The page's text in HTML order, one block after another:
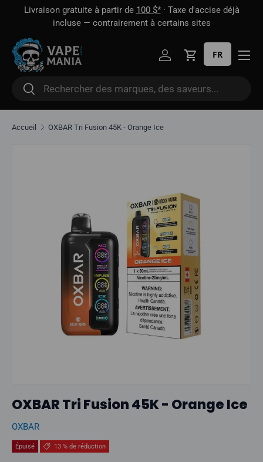
Aller directement au contenu
Livraison gratuite à partir de 100 $*· Taxe d'accise déjà
incluse — contrairement à certains sites
Rechercher
Rechercher
Se connecter
Panier
FR
Accueil OXBAR Tri Fusion 45K - Orange Ice
OXBAR Tri Fusion 45K - Orange Ice
OXBAR
Épuisé 13 % de réduction